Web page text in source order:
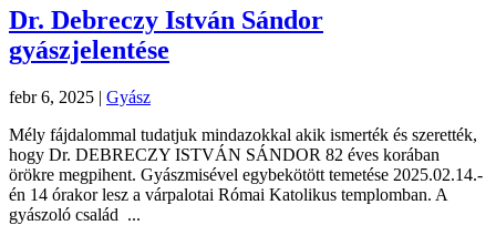
Dr. Debreczy István Sándor
gyászjelentése
febr 6, 2025 | Gyász
Mély fájdalommal tudatjuk mindazokkal akik ismerték és szerették,
hogy Dr. DEBRECZY ISTVÁN SÁNDOR 82 éves korában
örökre megpihent. Gyászmisével egybekötött temetése 2025.02.14.-
én 14 órakor lesz a várpalotai Római Katolikus templomban. A
gyászoló család ...